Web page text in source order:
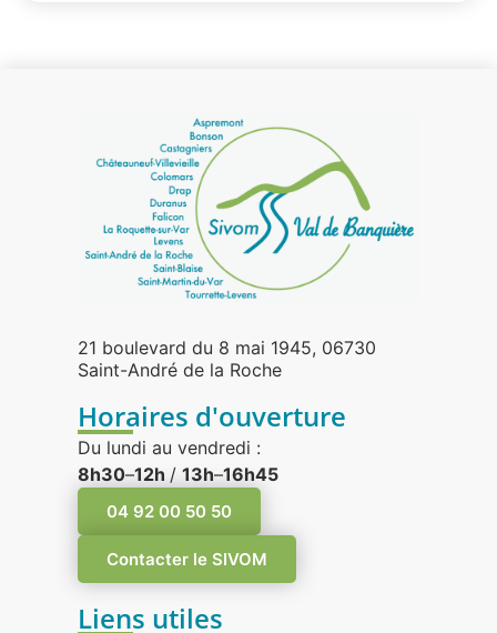
21 boulevard du 8 mai 1945, 06730
Saint-André de la Roche
Horaires d'ouverture
Du lundi au vendredi :
8h30–12h / 13h–16h45
04 92 00 50 50
Contacter le SIVOM
Liens utiles